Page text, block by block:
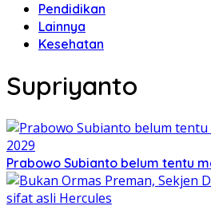
Pendidikan
Lainnya
Kesehatan
Supriyanto
Prabowo Subianto belum tentu